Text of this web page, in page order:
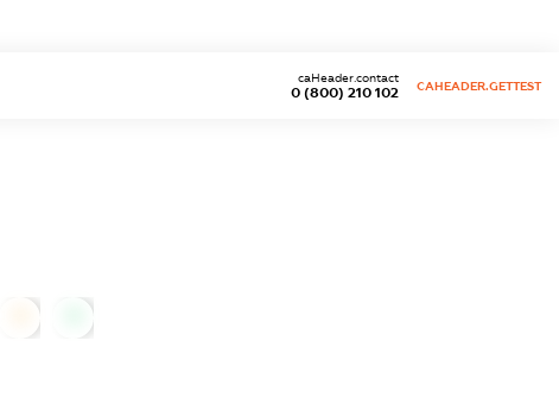
0 (800) 210 102
caHeader.contact
CAHEADER.GETTEST